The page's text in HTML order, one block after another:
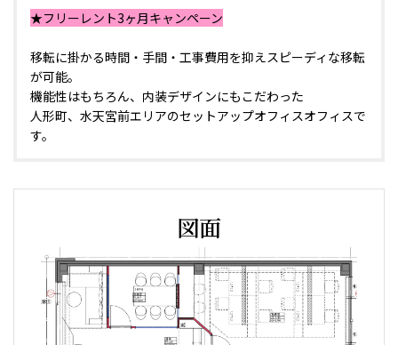
★フリーレント3ヶ月キャンペーン
移転に掛かる時間・手間・工事費用を抑えスピーディな移転
が可能。
機能性はもちろん、内装デザインにもこだわった
人形町、水天宮前エリアのセットアップオフィスオフィスで
す。
図面